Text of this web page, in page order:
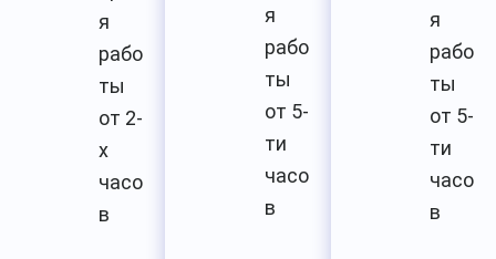
я
рабо
ты
от 2-
х
часо
в
я
рабо
ты
от 5-
ти
часо
в
я
рабо
ты
от 5-
ти
часо
в